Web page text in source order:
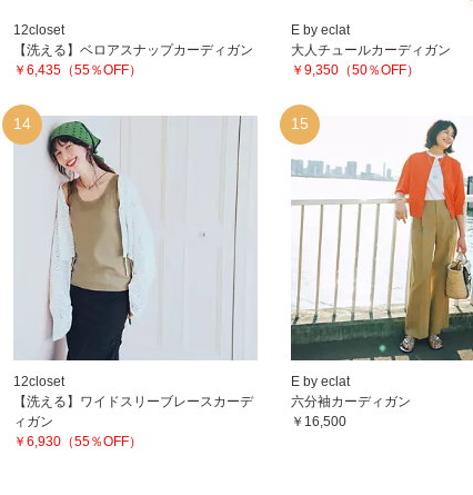
12closet
【洗える】ベロアスナップカーディガン
￥6,435（55％OFF）
E by eclat
大人チュールカーディガン
￥9,350（50％OFF）
14
12closet
【洗える】ワイドスリーブレースカーデ
ィガン
￥6,930（55％OFF）
15
E by eclat
六分袖カーディガン
￥16,500